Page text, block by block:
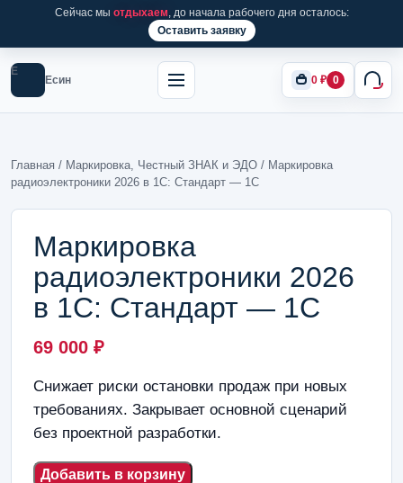
Сейчас мы отдыхаем, до начала рабочего дня осталось:
Оставить заявку
Е
Есин 0 ₽ 0
Главная / Маркировка, Честный ЗНАК и ЭДО / Маркировка
радиоэлектроники 2026 в 1С: Стандарт — 1С
Маркировка
радиоэлектроники 2026
в 1С: Стандарт — 1С
69 000 ₽
Снижает риски остановки продаж при новых
требованиях. Закрывает основной сценарий
без проектной разработки.
Добавить в корзину